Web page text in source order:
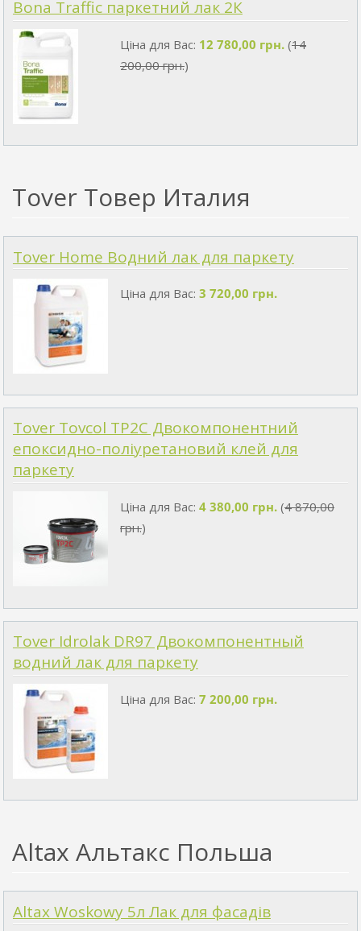
Bona Traffic паркетний лак 2К
Ціна для Вас: 12 780,00 грн.(14
200,00 грн.)
Tover Товер Италия
Tover Home Водний лак для паркету
Ціна для Вас: 3 720,00 грн.
Tover Tovcol TP2C Двокомпонентний
епоксидно-поліуретановий клей для
паркету
Ціна для Вас: 4 380,00 грн.(4 870,00
грн.)
Tover Idrolak DR97 Двокомпонентный
водний лак для паркету
Ціна для Вас: 7 200,00 грн.
Altax Альтакс Польша
Altax Woskowy 5л Лак для фасадів